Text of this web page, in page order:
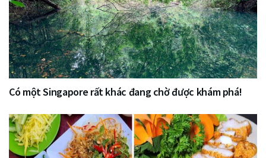
Có một Singapore rất khác đang chờ được khám phá!